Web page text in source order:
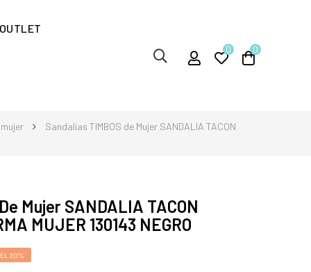
OUTLET
0 0
Sandalias TIMBOS de Mujer SANDALIA TACON
Mujer SANDALIA TACON
MUJER 130143 NEGRO
20%